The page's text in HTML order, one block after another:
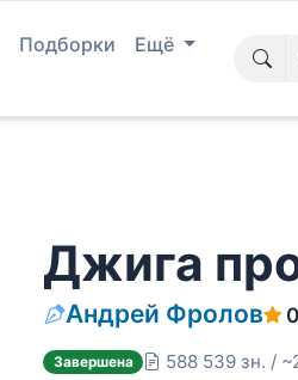
Подборки Ещё
Джига
Андрей Фролов
Завершена 588 539 зн. /